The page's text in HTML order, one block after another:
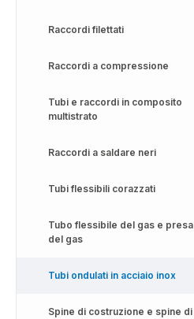
Raccordi filettati
Raccordi a compressione
Tubi e raccordi in composito
multistrato
Raccordi a saldare neri
Tubi flessibili corazzati
Tubo flessibile del gas e presa
del gas
Tubi ondulati in acciaio inox
Spine di costruzione e spine di